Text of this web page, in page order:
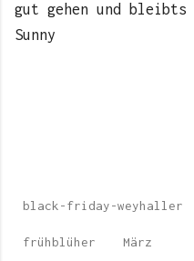
gut gehen und bleibts
Sunny
black-friday-weyhaller
frühblüher März